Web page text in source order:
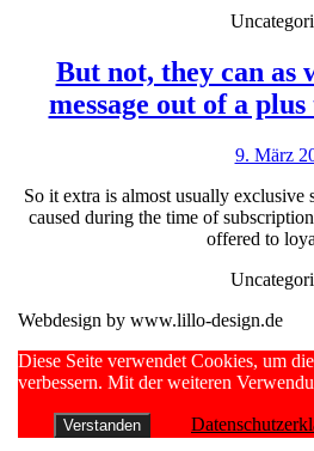
But not, they can as
message out of a
9. März
So it extra is almost usually exclusive
caused during the time of
offered to
Webdesign by www.lillo-design.de
Scroll
Up
Diese Seite verwendet Cookies, um
verbessern. Mit der weiteren
Verstanden